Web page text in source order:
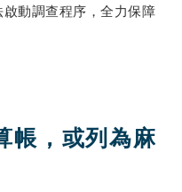
動調查程序，全力保障
帳，或列為麻